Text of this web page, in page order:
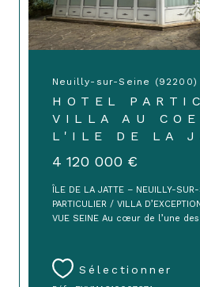
Neuilly-sur-Seine (92200)
HOTEL
VILLA AU
L'ILE DE LA
4 120 000 €
ÎLE DE LA JATTE – NEUILLY-
PARTICULIER / VILLA
VUE SEINE Au cœur de l’une
Sélectionner